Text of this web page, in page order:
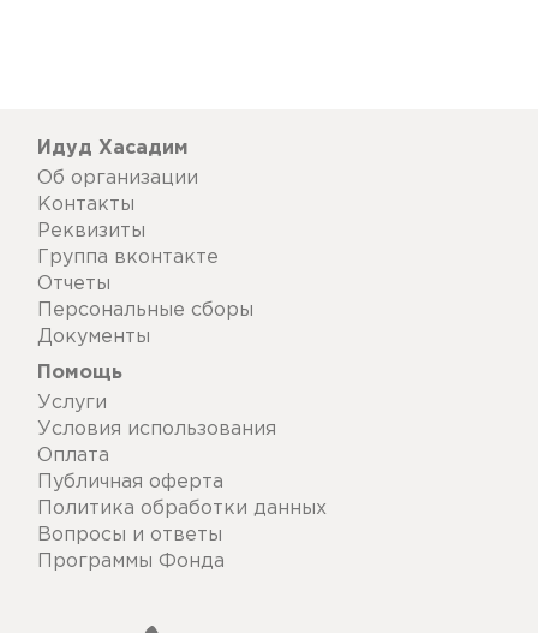
Идуд Хасадим
Об организации
Контакты
Реквизиты
Группа вконтакте
Отчеты
Персональные сборы
Документы
Помощь
Услуги
Условия использования
Оплата
Публичная оферта
Политика обработки данных
Вопросы и ответы
Программы Фонда